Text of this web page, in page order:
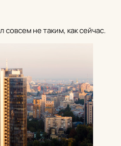
совсем не таким, как сейчас.